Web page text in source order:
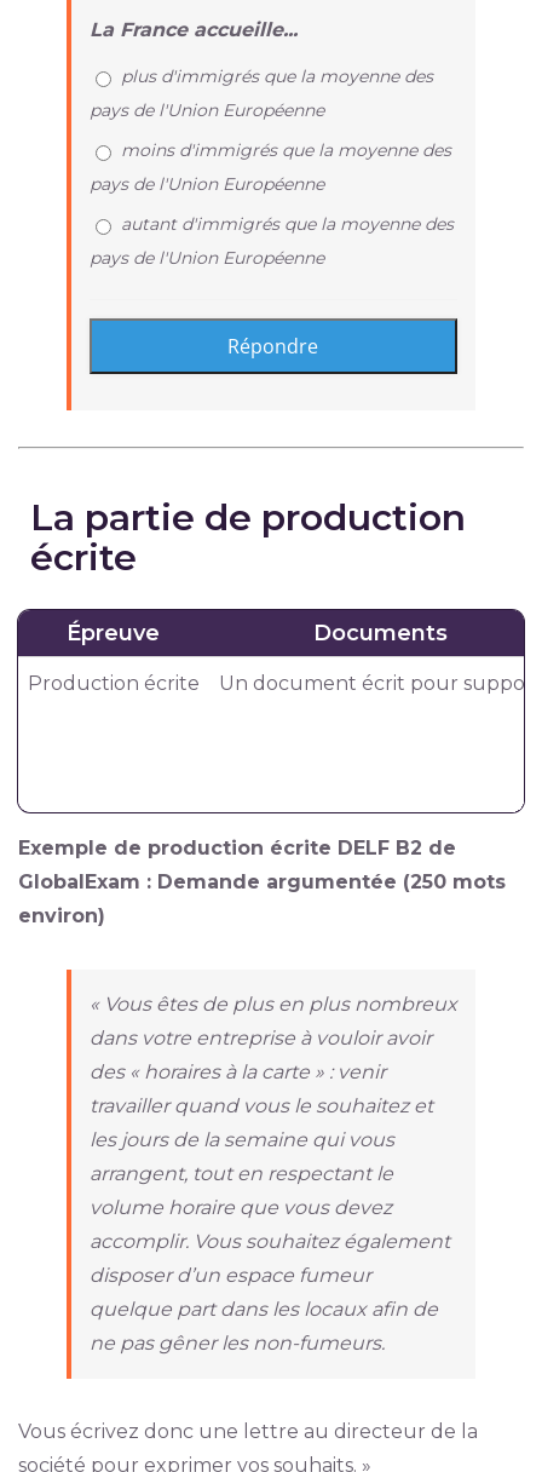
La France accueille...
plus d'immigrés que la moyenne des
pays de l'Union Européenne
moins d'immigrés que la moyenne des
pays de l'Union Européenne
autant d'immigrés que la moyenne des
pays de l'Union Européenne
La partie de production
écrite
Épreuve Documents
Production écrite Un document écrit pour support
Exemple de production écrite DELF B2 de
GlobalExam : Demande argumentée (250 mots
environ)
« Vous êtes de plus en plus nombreux
dans votre entreprise à vouloir avoir
des « horaires à la carte » : venir
travailler quand vous le souhaitez et
les jours de la semaine qui vous
arrangent, tout en respectant le
volume horaire que vous devez
accomplir. Vous souhaitez également
disposer d’un espace fumeur
quelque part dans les locaux afin de
ne pas gêner les non-fumeurs.
Vous écrivez donc une lettre au directeur de la
société pour exprimer vos souhaits. »